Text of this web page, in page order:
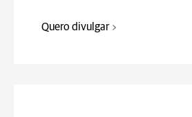
Quero divulgar